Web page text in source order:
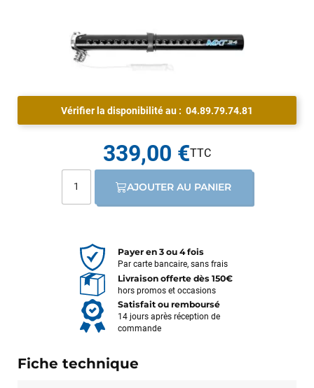
Vérifier la disponibilité au : 04.89.79.74.81
339,00 €
AJOUTER AU PANIER
Payer en 3 ou 4 fois
Par carte bancaire, sans frais
Livraison offerte dès 150€
hors promos et occasions
Satisfait ou remboursé
14 jours après réception de
commande
Fiche technique